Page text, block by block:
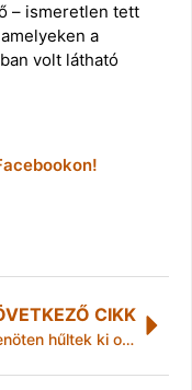
– ismeretlen tett
a
volt látható
CIKK
Tizenöten hűltek ki október végéig – Magyar Szociális Fórum